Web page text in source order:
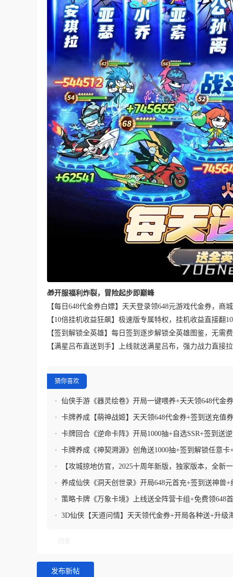
🎁开服福利炸裂，冒险起步即巅峰
【每日648代金券白嫖】天天登录领648元游戏代金券，商
【10倍挂机收益狂飙】极速版专属特权，挂机收益直接翻
【签到解锁全英雄】每日签到逐步解锁全英雄图鉴，无需
【满星吕布直送到手】上线就送满星吕布，强力战力直接
猜你喜欢
• 仙侠手游《器灵绘卷》开局一键喂养+天天领648代金
定制
• 卡牌养成【萌神战姬】天天领648代金券+签到送充值
福利+千连豪抽
• 卡牌回合《逆命卡阵》开局1000抽+自选SSR+签到送
• 卡牌养成《神契溯源》创角送1000抽+签到解锁任意卡
648代金券+内置0.1折
•
【攻城掠地仿官，2025十周年新版，独家版本，全新
来袭】
• 养成仙侠《洞天创世录》开局648元首充+签到送神兽+
翻倍+永久加速特权
• 策略卡牌《万象卡境》上线送全阵营卡组+免费领648
领代金券+全类型卡牌
• 3D仙侠【天道问情】天天领代金券+开局各种送+升级
发布新帖